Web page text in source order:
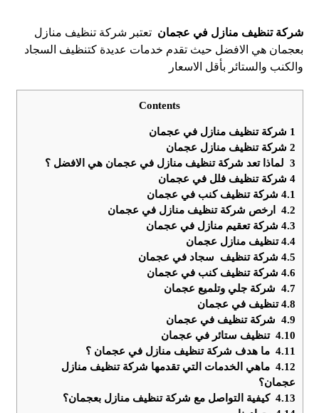
شركة تنظيف منازل في عجمان تعتبر شركة تنظيف منازل
بعجمان هي الافضل حيث تقدم خدمات عديدة كتنظيف السجاد
والكنب والستائر بأقل الاسعار
Contents
1 شركة تنظيف منازل في عجمان
2 شركة تنظيف منازل عجمان
3 لماذا تعد شركة تنظيف منازل في عجمان هي الافضل ؟
4 شركة تنظيف فلل في عجمان
4.1 شركة تنظيف كنب في عجمان
4.2 ارخص شركة تنظيف منازل في عجمان
4.3 شركة تعقيم منازل في عجمان
4.4تنظيف منازل عجمان
4.5 شركة تنظيف سجاد في عجمان
4.6 شركة تنظيف كنب في عجمان
4.7 شركة جلي وتلميع عجمان
4.8تنظيف في عجمان
4.9 شركة تنظيف في عجمان
4.10 تنظيف ستائر في عجمان
4.11 ما هدف شركة تنظيف منازل في عجمان ؟
4.12 ماهي الخدمات التي تقدمها شركة تنظيف منازل
عجمان؟
4.13 كيفية التواصل مع شركة تنظيف منازل بعجمان؟